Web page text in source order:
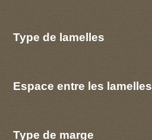
Type de lamelles
Espace entre les lamelles
Type de marge